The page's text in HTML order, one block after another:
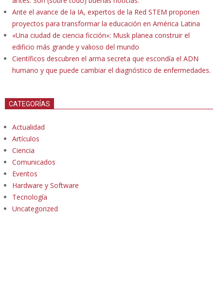
Ante el avance de la IA, expertos de la Red STEM proponen
proyectos para transformar la educación en América Latina
«Una ciudad de ciencia ficción»: Musk planea construir el
edificio más grande y valioso del mundo
Científicos descubren el arma secreta que escondía el ADN
humano y que puede cambiar el diagnóstico de enfermedades.
CATEGORÍAS
Actualidad
Artículos
Ciencia
Comunicados
Eventos
Hardware y Software
Tecnología
Uncategorized